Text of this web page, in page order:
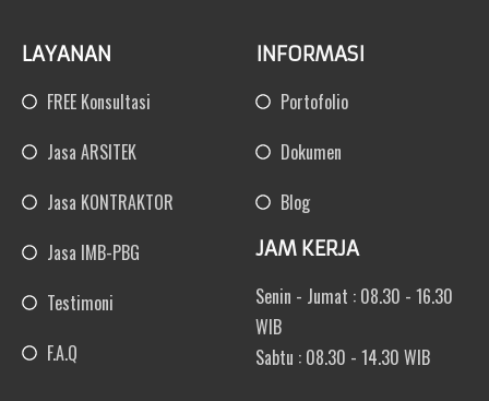
LAYANAN
FREE Konsultasi
Jasa ARSITEK
Jasa KONTRAKTOR
Jasa IMB-PBG
Testimoni
F.A.Q
INFORMASI
Portofolio
Dokumen
Blog
JAM KERJA
Senin - Jumat : 08.30 - 16.30
WIB
Sabtu : 08.30 - 14.30 WIB